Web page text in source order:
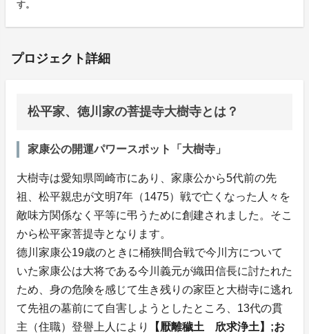
す。
プロジェクト詳細
松平家、徳川家の菩提寺大樹寺とは？
家康公の開運パワースポット「大樹寺」
大樹寺は愛知県岡崎市にあり、家康公から5代前の先
祖、松平親忠が文明7年（1475）戦で亡くなった人々を
敵味方関係なく平等に弔うために創建されました。そこ
から松平家菩提寺となります。
德川家康公19歳のときに桶狭間合戦で今川方について
いた家康公は大将である今川義元が織田信長に討たれた
ため、身の危険を感じて生き残りの家臣と大樹寺に逃れ
て先祖の墓前にて自害しようとしたところ、13代の貫
主（住職）登譽上人により
【厭離穢土 欣求浄土】;お